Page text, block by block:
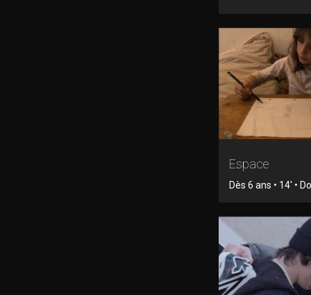
Espace
Dès 6 ans • 14' •